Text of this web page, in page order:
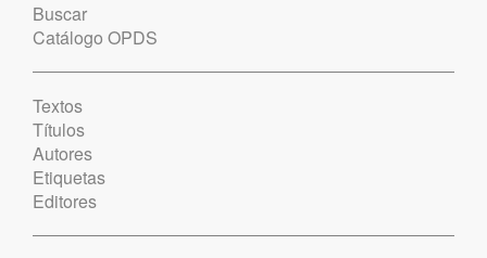
Buscar
Catálogo OPDS
Textos
Títulos
Autores
Etiquetas
Editores